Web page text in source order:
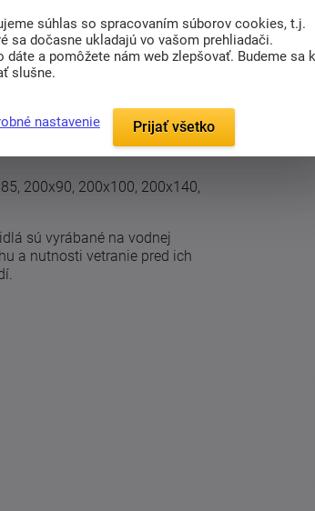
Súvisiaci tovar (14)
hrúbky 5 cm, uprostred
zhotovený matrac znesie
môžeme umiestniť ako na
200x90, 200x100, 200x140,
sú vyrábané na vodnej
a nutnosti vetranie pred ich
súhlas so spracovaním súborov cookies, t.j.
sa dočasne ukladajú vo vašom prehliadači.
dáte a pomôžete nám web zlepšovať. Budeme sa k
slušne.
nastavenie Prijať všetko